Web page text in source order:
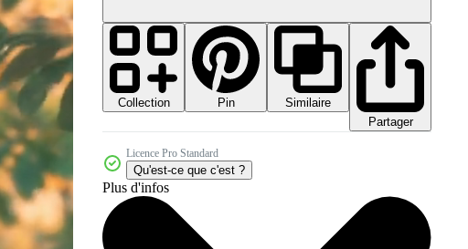
Collection Pin
Similaire
Partager
Licence Pro Standard
Qu'est-ce que c'est ?
Plus d'infos